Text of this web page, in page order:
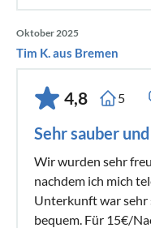
Oktober 2025
Tim K. aus Bremen
4,8 5
Sehr sauber
Wir wurden sehr
nachdem ich mich
Unterkunft war sehr
bequem. Für 15€/